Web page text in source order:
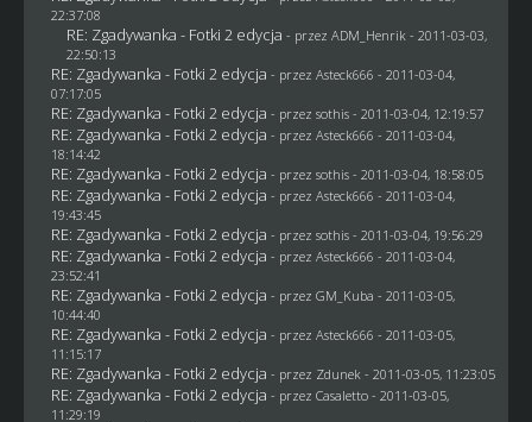
22:37:08
RE: Zgadywanka - Fotki 2 edycja - przez ADM_Henrik - 2011-03-03,
22:50:13
RE: Zgadywanka - Fotki 2 edycja - przez Asteck666 - 2011-03-04,
07:17:05
RE: Zgadywanka - Fotki 2 edycja - przez sothis- 2011-03-04, 12:19:57
RE: Zgadywanka - Fotki 2 edycja - przez Asteck666 - 2011-03-04,
18:14:42
RE: Zgadywanka - Fotki 2 edycja - przez sothis- 2011-03-04, 18:58:05
RE: Zgadywanka - Fotki 2 edycja - przez Asteck666 - 2011-03-04,
19:43:45
RE: Zgadywanka - Fotki 2 edycja - przez sothis- 2011-03-04, 19:56:29
RE: Zgadywanka - Fotki 2 edycja - przez Asteck666 - 2011-03-04,
23:52:41
RE: Zgadywanka - Fotki 2 edycja - przez GM_Kuba - 2011-03-05,
10:44:40
RE: Zgadywanka - Fotki 2 edycja - przez Asteck666 - 2011-03-05,
11:15:17
RE: Zgadywanka - Fotki 2 edycja - przez Zdunek - 2011-03-05, 11:23:05
RE: Zgadywanka - Fotki 2 edycja - przez Casaletto- 2011-03-05,
11:29:19